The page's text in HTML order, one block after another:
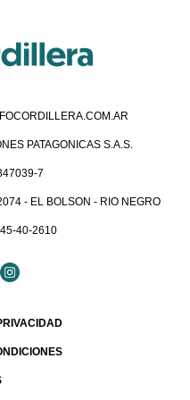
PATAGONICAS S.A.S.
7
- EL BOLSON - RIO NEGRO
40-2610